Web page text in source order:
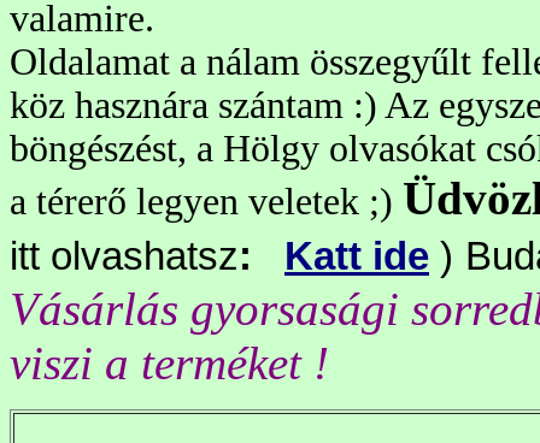
valamire.
Oldalamat a nálam összegyűlt
köz hasznára szántam :) Az
böngészést, a Hölgy olvasókat
a térerő legyen veletek ;)
itt olvashatsz: Katt ide )
Vásárlás gyorsasági
viszi a terméket !